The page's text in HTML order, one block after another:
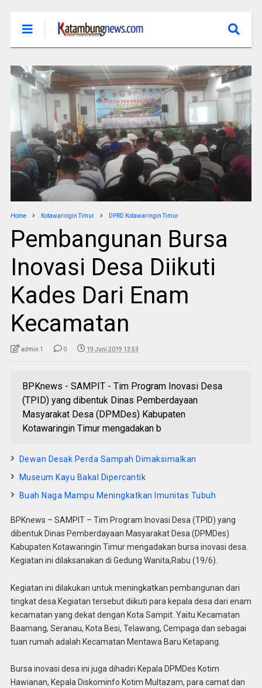
Home Kotawaringin Timur DPRD Kotawaringin Timur
Pembangunan Bursa
Inovasi Desa Diikuti
Kades Dari Enam
Kecamatan
admin 1 0 19 Juni 2019 13:53
BPKnews - SAMPIT - Tim Program Inovasi Desa
(TPID) yang dibentuk Dinas Pemberdayaan
Masyarakat Desa (DPMDes) Kabupaten
Kotawaringin Timur mengadakan b
Dewan Desak Perda Sampah Dimaksimalkan
Museum Kayu Bakal Dipercantik
Buah Naga Mampu Meningkatkan Imunitas Tubuh
BPKnews – SAMPIT – Tim Program Inovasi Desa (TPID) yang
dibentuk Dinas Pemberdayaan Masyarakat Desa (DPMDes)
Kabupaten Kotawaringin Timur mengadakan bursa inovasi desa.
Kegiatan ini dilaksanakan di Gedung Wanita,Rabu (19/6).
Kegiatan ini dilakukan untuk meningkatkan pembangunan dari
tingkat desa.Kegiatan tersebut diikuti para kepala desa dari enam
kecamatan yang dekat dengan Kota Sampit. Yaitu Kecamatan
Baamang, Seranau, Kota Besi, Telawang, Cempaga dan sebagai
tuan rumah adalah Kecamatan Mentawa Baru Ketapang.
Bursa inovasi desa ini juga dihadiri Kepala DPMDes Kotim
Hawianan, Kepala Diskominfo Kotim Multazam, para camat dan